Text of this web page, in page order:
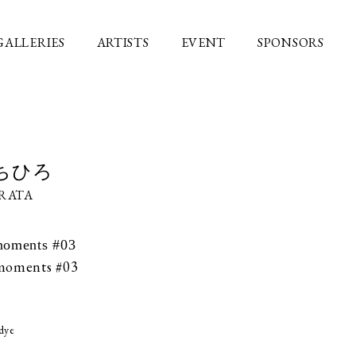
ARTISTS EVENT SPONSORS
ひろ
#03
#03